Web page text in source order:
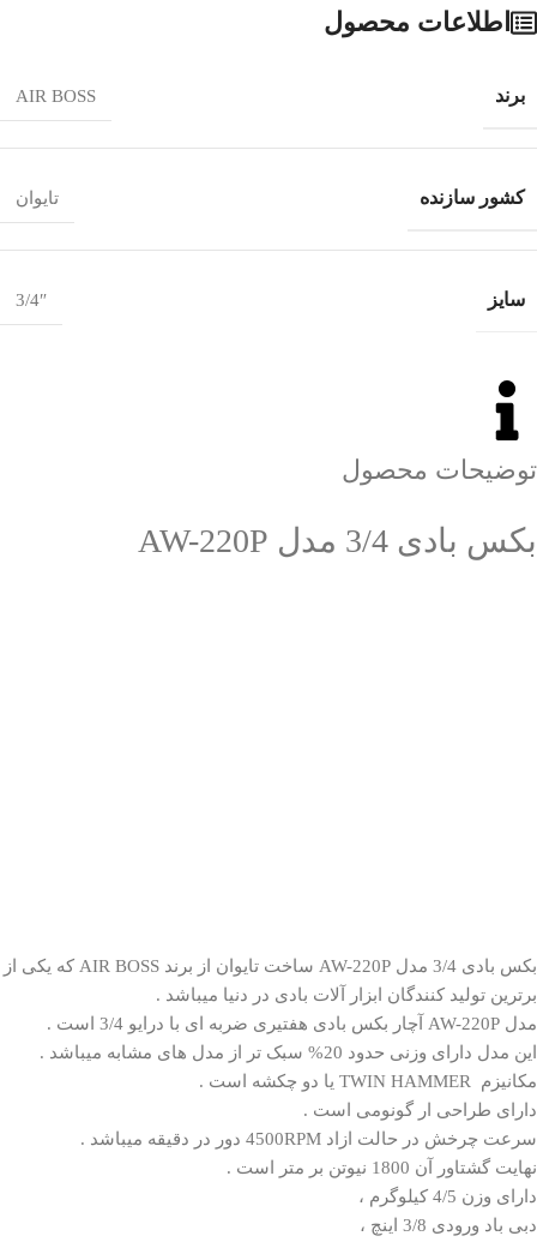
توضیحات محصول
بکس بادی 3/4 مدل AW-220P
بکس بادی 3/4 مدل AW-220P
ساخت تایوان از برند AIR BOSS که یکی از
برترین تولید کنندگان ابزار آلات بادی در دنیا میباشد .
مدل AW-220P آچار بکس بادی هفتیری ضربه ای با درایو 3/4 است .
این مدل دارای وزنی حدود 20% سبک تر از مدل های مشابه میباشد .
مکانیزم TWIN HAMMER یا دو چکشه است .
دارای طراحی ار گونومی است .
سرعت چرخش در حالت ازاد 4500RPM دور در دقیقه میباشد .
نهایت گشتاور آن 1800 نیوتن بر متر است .
دارای وزن 4/5 کیلوگرم ،
دبی باد ورودی 3/8 اینچ ،
اطلاعات محصول
برند AIR BOSS
کشور سازنده تایوان
سایز 3/4″